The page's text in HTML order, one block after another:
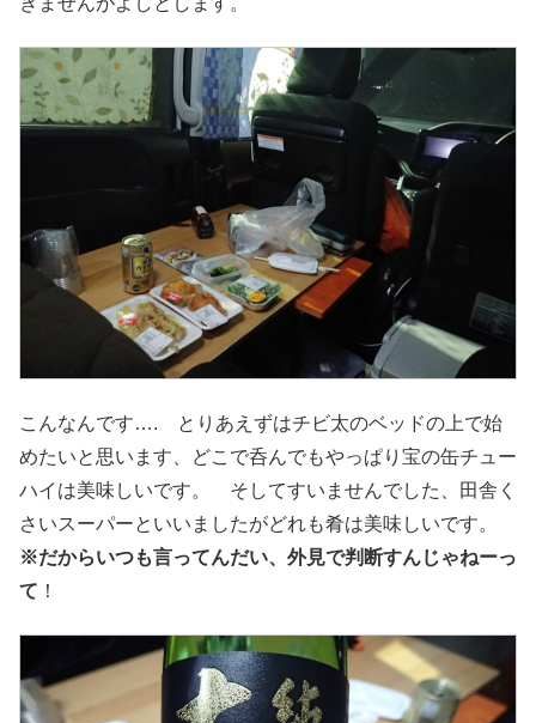
こんなんです…. とりあえずはチビ太のベッドの上で始
めたいと思います、どこで呑んでもやっぱり宝の缶チュー
ハイは美味しいです。 そしてすいませんでした、田舎く
さいスーパーといいましたがどれも肴は美味しいです。
※だからいつも言ってんだい、外見で判断すんじゃねーっ
て ！